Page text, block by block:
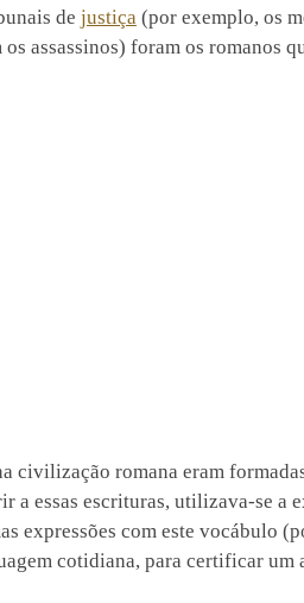
de justiça(por exemplo, os
assassinos) foram os romanos
civilização romana eram
a essas escrituras, utilizava-se a
expressões com este vocábulo
cotidiana, para certificar um